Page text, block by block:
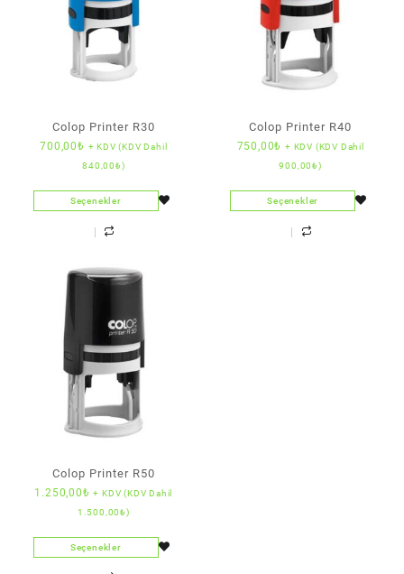
Colop Printer R30
700,00₺ + KDV (KDV Dahil
840,00₺)
Seçenekler
Colop Printer R40
750,00₺ + KDV (KDV Dahil
900,00₺)
Seçenekler
Colop Printer R50
1.250,00₺ + KDV (KDV Dahil
1.500,00₺ )
Seçenekler